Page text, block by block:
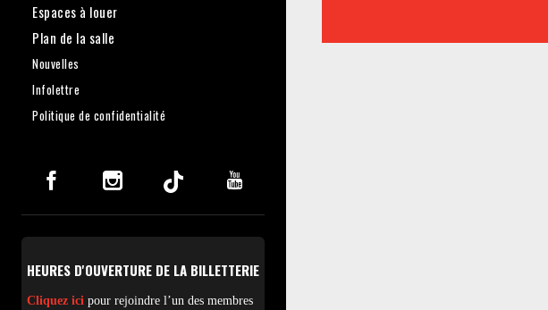
Espaces à louer
Plan de la salle
Nouvelles
Infolettre
Politique de confidentialité
HEURES D'OUVERTURE DE LA BILLETTERIE
Cliquez ici pour rejoindre l’un des membres